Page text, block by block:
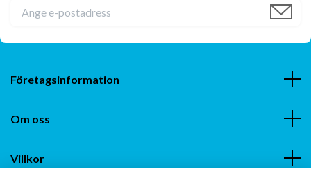
Företagsinformation
Om oss
Villkor